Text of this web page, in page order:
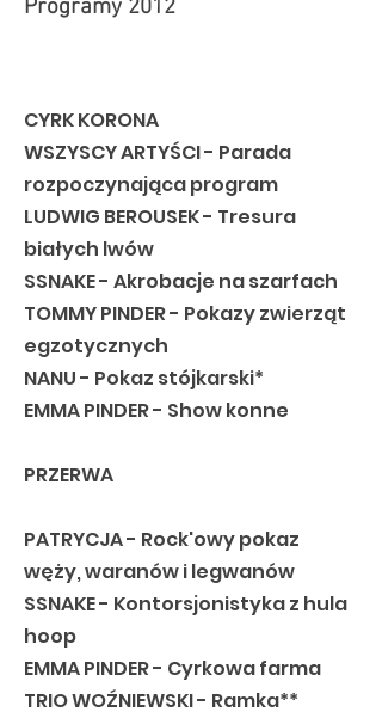
Programy 2012
CYRK KORONA
WSZYSCY ARTYŚCI - Parada
rozpoczynająca program
LUDWIG BEROUSEK - Tresura
białych lwów
SSNAKE - Akrobacje na szarfach
TOMMY PINDER - Pokazy zwierząt
egzotycznych
NANU - Pokaz stójkarski*
EMMA PINDER - Show konne
PRZERWA
PATRYCJA - Rock'owy pokaz
węży, waranów i legwanów
SSNAKE - Kontorsjonistyka z hula
hoop
EMMA PINDER - Cyrkowa farma
TRIO WOŹNIEWSKI - Ramka**